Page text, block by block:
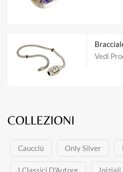
Vedi
COLLEZIONI
Caucciù Only Silver
I Classici D'Autore Iniziali